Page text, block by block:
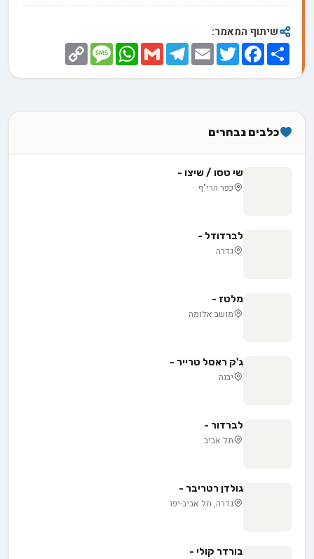
שיתוף המאמר:
Share
Facebook
Twitter
Email
Telegram
Gmail
WhatsApp
Message
Copy
Link
כלבים נבחרים
שי טסו / שיצו -
כפר הרי"ף
לברדודל -
גדרה
מלטז -
מושב אלומה
ג'ק ראסל טרייר -
יבנה
לברדור -
תל אביב
גולדן רטריבר -
גדרה, תל אביב-יפו
בורדר קולי -